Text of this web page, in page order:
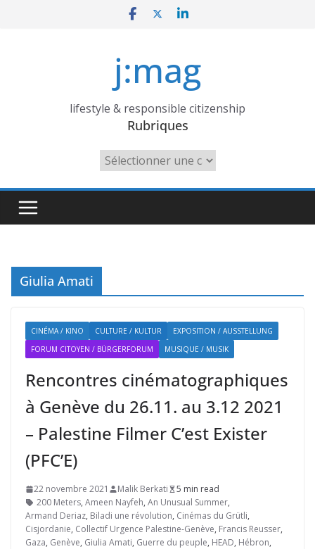
j:mag
lifestyle & responsible citizenship
Rubriques
Rubriques
Giulia Amati
CINÉMA / KINO CULTURE / KULTUR
EXPOSITION / AUSSTELLUNG
FORUM CITOYEN / BÜRGERFORUM
MUSIQUE / MUSIK
Rencontres cinématographiques
à Genève du 26.11. au 3.12 2021
– Palestine Filmer C’est Exister
(PFC’E)
22 novembre 2021 Malik Berkati
5 min read
200 Meters, Ameen Nayfeh, An Unusual Summer,
Armand Deriaz, Biladi une révolution, Cinémas du Grütli,
Cisjordanie, Collectif Urgence Palestine-Genève, Francis Reusser,
Gaza, Genève, Giulia Amati, Guerre du peuple, HEAD, Hébron,